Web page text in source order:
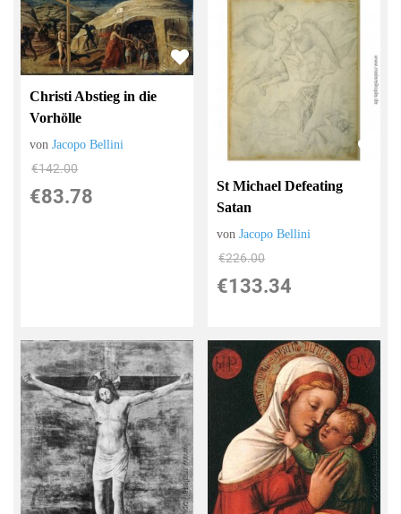
Christi Abstieg in die
Vorhölle
vonJacopo Bellini
€142.00
€83.78
St Michael Defeating
Satan
vonJacopo Bellini
€226.00
€133.34